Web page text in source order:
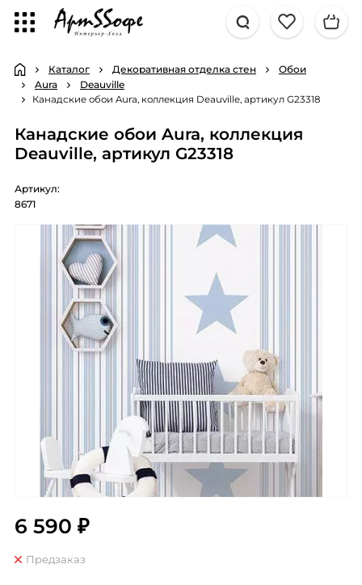
Каталог Декоративная отделка стен
Обои
Aura
Deauville
Канадские обои Aura, коллекция Deauville, артикул G23318
Канадские обои Aura, коллекция
Deauville, артикул G23318
Артикул:
8671
6 590 ₽
Предзаказ